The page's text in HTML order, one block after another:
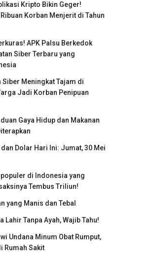
Kripto Bikin Geger!
Korban Menjerit di Tahun
APK Palsu Berkedok
Siber Terbaru yang
Siber Meningkat Tajam di
Jadi Korban Penipuan
Gaya Hidup dan Makanan
Dolar Hari Ini: Jumat, 30 Mei
di Indonesia yang
Tembus Triliun!
yang Manis dan Tebal
Lahir Tanpa Ayah, Wajib Tahu!
Undana Minum Obat Rumput,
Rumah Sakit